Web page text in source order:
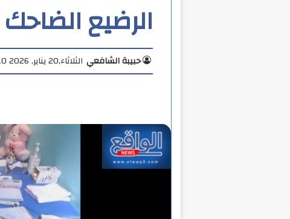
الرضيع الضاحك
حبيبة الشافعي الثلاثاء,20 يناير, 2026 4:10 م